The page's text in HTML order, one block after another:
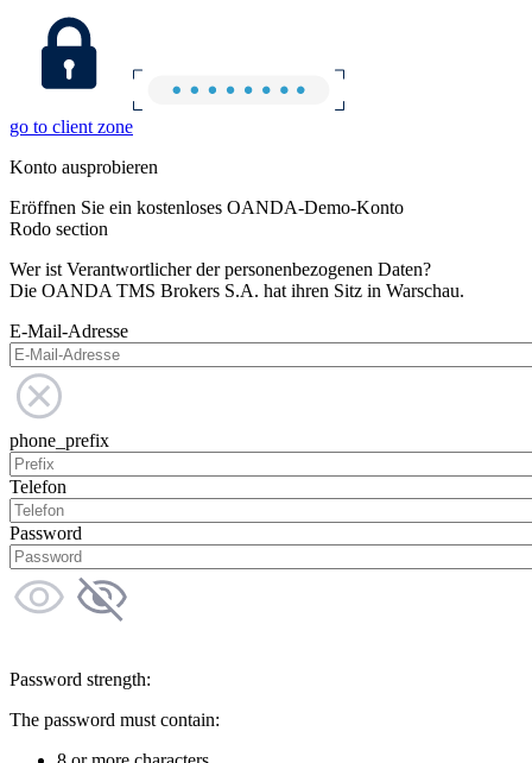
go to client zone
Konto ausprobieren
Eröffnen Sie ein kostenloses OANDA-Demo-Konto
Rodo section
Wer ist Verantwortlicher der personenbezogenen Daten?
Die OANDA TMS Brokers S.A. hat ihren Sitz in Warschau.
E-Mail-Adresse
phone_prefix
Telefon
Password
Password strength:
The password must contain: